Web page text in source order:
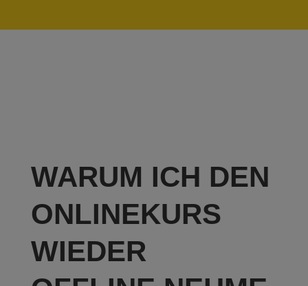
WARUM ICH DEN
ONLINEKURS
WIEDER